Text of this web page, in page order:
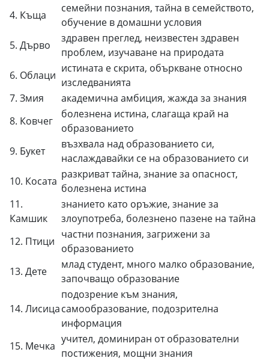
4. Къща
семейни познания, тайна в семейството,
обучение в домашни условия
5. Дърво
здравен преглед, неизвестен здравен
проблем, изучаване на природата
6. Облаци
истината е скрита, объркване относно
изследванията
7. Змия
академична амбиция, жажда за знания
8. Ковчег
болезнена истина, слагаща край на
образованието
9. Букет
възхвала над образованието си,
наслаждавайки се на образованието си
10. Косата
разкриват тайна, знание за опасност,
болезнена истина
11.
Камшик
знанието като оръжие, знание за
злоупотреба, болезнено пазене на тайна
12. Птици
частни познания, загрижени за
образованието
13. Дете
млад студент, много малко образование,
започващо образование
14. Лисица
подозрение към знания,
самообразование, подозрителна
информация
15. Мечка
учител, доминиран от образователни
постижения, мощни знания